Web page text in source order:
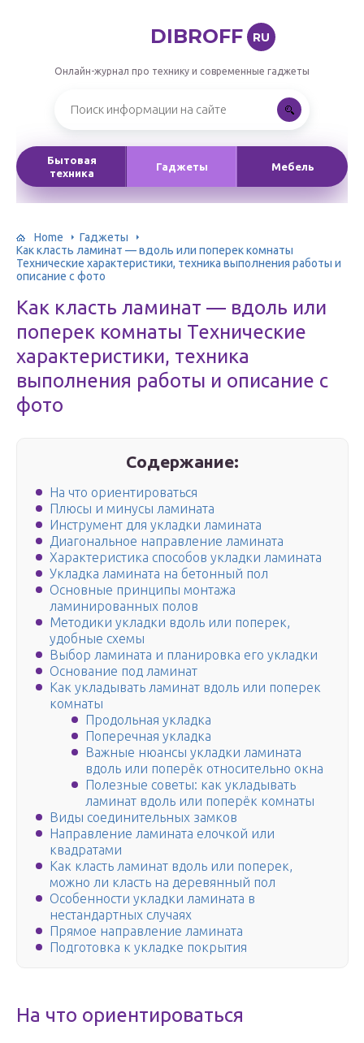
DIBROFF RU
Онлайн-журнал про технику и современные гаджеты
Бытовая
техника
Гаджеты Мебель
Home
Гаджеты
Как класть ламинат — вдоль или поперек комнаты
Технические характеристики, техника выполнения работы и
описание с фото
Как класть ламинат — вдоль или
поперек комнаты Технические
характеристики, техника
выполнения работы и описание с
фото
Содержание:
На что ориентироваться
Плюсы и минусы ламината
Инструмент для укладки ламината
Диагональное направление ламината
Характеристика способов укладки ламината
Укладка ламината на бетонный пол
Основные принципы монтажа
ламинированных полов
Методики укладки вдоль или поперек,
удобные схемы
Выбор ламината и планировка его укладки
Основание под ламинат
Как укладывать ламинат вдоль или поперек
комнаты
Продольная укладка
Поперечная укладка
Важные нюансы укладки ламината
вдоль или поперёк относительно окна
Полезные советы: как укладывать
ламинат вдоль или поперёк комнаты
Виды соединительных замков
Направление ламината елочкой или
квадратами
Как класть ламинат вдоль или поперек,
можно ли класть на деревянный пол
Особенности укладки ламината в
нестандартных случаях
Прямое направление ламината
Подготовка к укладке покрытия
На что ориентироваться